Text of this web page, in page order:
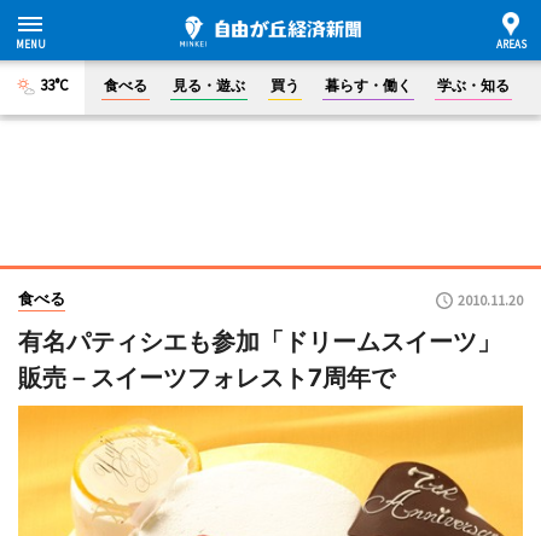
33°C 食べる 見る・遊ぶ 買う 暮らす・働く 学ぶ・知る
食べる 2010.11.20
有名パティシエも参加「ドリームスイーツ」
販売－スイーツフォレスト7周年で